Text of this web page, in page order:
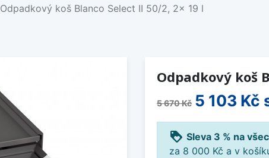
Odpadkový koš Blanco Select II 50/2, 2x 19 l
Odpadkový koš
5 670 Kč 5 103 Kč
loyalty Sleva 3 % na
za 8 000 Kč a v